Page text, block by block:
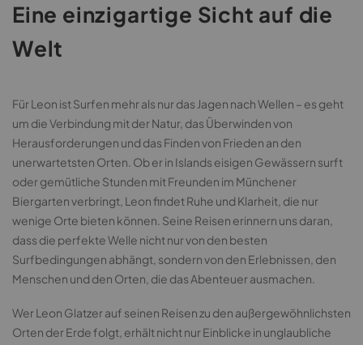
Eine einzigartige Sicht auf die
Welt
Für Leon ist Surfen mehr als nur das Jagen nach Wellen – es geht
um die Verbindung mit der Natur, das Überwinden von
Herausforderungen und das Finden von Frieden an den
unerwartetsten Orten. Ob er in Islands eisigen Gewässern surft
oder gemütliche Stunden mit Freunden im Münchener
Biergarten verbringt, Leon findet Ruhe und Klarheit, die nur
wenige Orte bieten können. Seine Reisen erinnern uns daran,
dass die perfekte Welle nicht nur von den besten
Surfbedingungen abhängt, sondern von den Erlebnissen, den
Menschen und den Orten, die das Abenteuer ausmachen.
Wer Leon Glatzer auf seinen Reisen zu den außergewöhnlichsten
Orten der Erde folgt, erhält nicht nur Einblicke in unglaubliche